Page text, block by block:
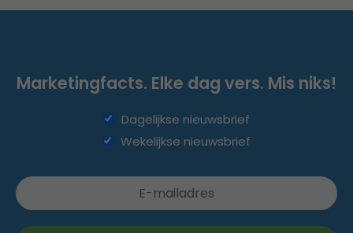
Marketingfacts. Elke dag vers. Mis niks!
Dagelijkse nieuwsbrief
Wekelijkse nieuwsbrief